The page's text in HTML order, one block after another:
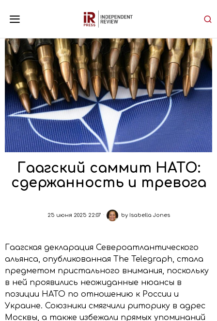
Гаагский саммит НАТО:
сдержанность и тревога
25 июня 2025 22:07 by Isabella Jones
Гаагская декларация Североатлантического
альянса, опубликованная The Telegraph, стала
предметом пристального внимания, поскольку
в ней проявились неожиданные нюансы в
позиции НАТО по отношению к России и
Украине. Союзники смягчили риторику в адрес
Москвы, а также избежали прямых упоминаний